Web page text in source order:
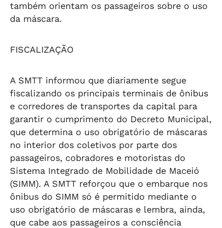
também orientam os passageiros sobre o uso
da máscara.
FISCALIZAÇÃO
A SMTT informou que diariamente segue
fiscalizando os principais terminais de ônibus
e corredores de transportes da capital para
garantir o cumprimento do Decreto Municipal,
que determina o uso obrigatório de máscaras
no interior dos coletivos por parte dos
passageiros, cobradores e motoristas do
Sistema Integrado de Mobilidade de Maceió
(SIMM). A SMTT reforçou que o embarque nos
ônibus do SIMM só é permitido mediante o
uso obrigatório de máscaras e lembra, ainda,
que cabe aos passageiros a consciência